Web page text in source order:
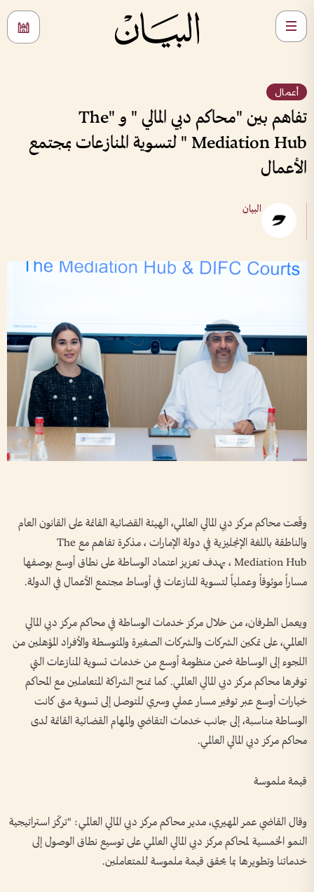
أعمال
تفاهم بين "محاكم دبي المالي " و "The
Mediation Hub " لتسوية المنازعات بمجتمع
الأعمال
البيان
وقّعت محاكم مركز دبي المالي العالمي، الهيئة القضائية القائمة على القانون العام
والناطقة باللغة الإنجليزية في دولة الإمارات ، مذكرة تفاهم مع The
Mediation Hub ، بهدف تعزيز اعتماد الوساطة على نطاق أوسع بوصفها
مساراً موثوقاً وعملياً لتسوية المنازعات في أوساط مجتمع الأعمال في الدولة.
ويعمل الطرفان، من خلال مركز خدمات الوساطة في محاكم مركز دبي المالي
العالمي، على تمكين الشركات والشركات الصغيرة والمتوسطة والأفراد المؤهلين من
اللجوء إلى الوساطة ضمن منظومة أوسع من خدمات تسوية المنازعات التي
توفرها محاكم مركز دبي المالي العالمي. كما تمنح الشراكة المتعاملين مع المحاكم
خيارات أوسع عبر توفير مسار عملي وسري للتوصل إلى تسوية متى كانت
الوساطة مناسبة، إلى جانب خدمات التقاضي والمهام القضائية القائمة لدى
محاكم مركز دبي المالي العالمي.
قيمة ملموسة
وقال القاضي عمر المهيري، مدير محاكم مركز دبي المالي العالمي: "تركّز استراتيجية
النمو الخمسية لمحاكم مركز دبي المالي العالمي على توسيع نطاق الوصول إلى
خدماتنا وتطويرها بما يحقق قيمة ملموسة للمتعاملين.